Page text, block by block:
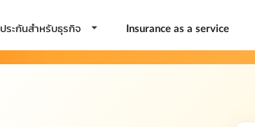
ประกันสำหรับธุรกิจ Insurance as a service